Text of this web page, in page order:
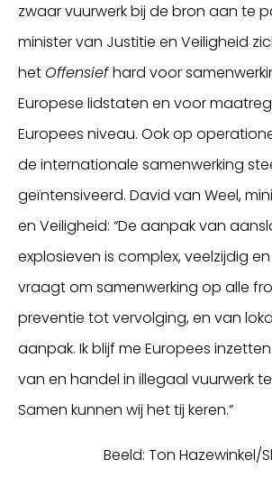
zwaar vuurwerk bij de bron aan te
minister van Justitie en Veiligheid
het Offensiefhard voor
Europese lidstaten en voor
Europees niveau. Ook op
de internationale samenwerking
geïntensiveerd. David van Weel,
en Veiligheid: “De aanpak van
explosieven is complex, veelzijdig
vraagt om samenwerking op alle
preventie tot vervolging, en van
aanpak. Ik blijf me Europees
van en handel in illegaal vuurwerk
Samen kunnen wij het tij keren.”
Beeld: Ton Hazewinkel/